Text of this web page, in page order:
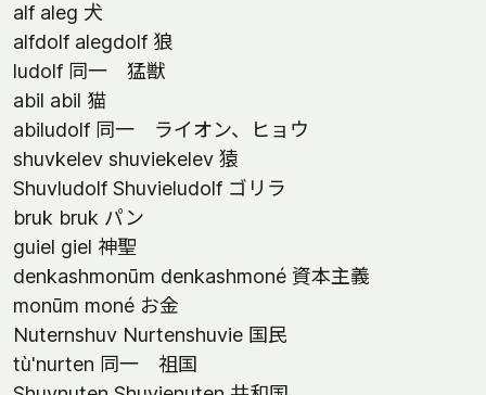
alf aleg 犬
alfdolf alegdolf 狼
ludolf 同一 猛獣
abil abil 猫
abiludolf 同一 ライオン、ヒョウ
shuvkelev shuviekelev 猿
Shuvludolf Shuvieludolf ゴリラ
bruk bruk パン
guiel giel 神聖
denkashmonūm denkashmoné 資本主義
monūm moné お金
Nuternshuv Nurtenshuvie 国民
tù'nurten 同一 祖国